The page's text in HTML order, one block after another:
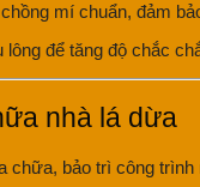
mí chuẩn, đảm
lông để tăng độ chắc
nhà lá dừa
chữa, bảo trì công trình